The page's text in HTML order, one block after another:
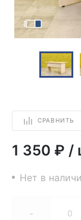
СРАВНИТЬ
1 350 ₽ /
Нет в
-